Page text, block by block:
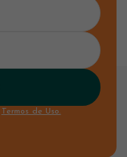
Termos de Uso.